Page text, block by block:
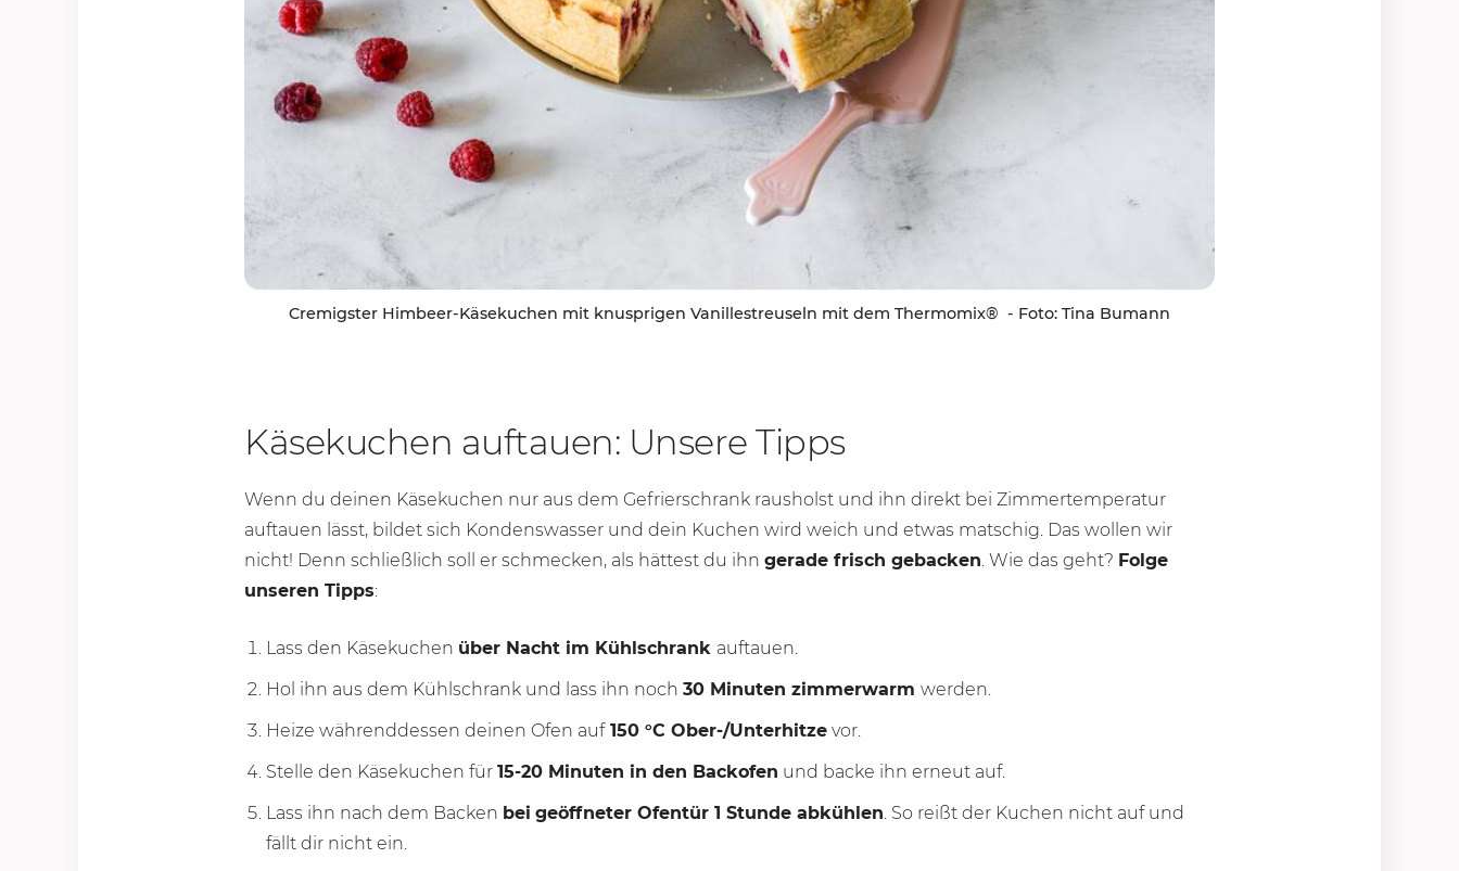
Cremigster Himbeer-Käsekuchen mit knusprigen Vanillestreuseln mit dem Thermomix® - Foto: Tina Bumann
Käsekuchen auftauen: Unsere Tipps
Wenn du deinen Käsekuchen nur aus dem Gefrierschrank rausholst und ihn direkt bei Zimmertemperatur
auftauen lässt, bildet sich Kondenswasser und dein Kuchen wird weich und etwas matschig. Das wollen wir
nicht! Denn schließlich soll er schmecken, als hättest du ihngerade frisch gebacken. Wie das geht? Folge
unseren Tipps:
Lass den Käsekuchen über Nacht im Kühlschrank auftauen.
Hol ihn aus dem Kühlschrank und lass ihn noch30 Minuten zimmerwarmwerden.
Heize währenddessen deinen Ofen auf 150 °C Ober-/Unterhitze vor.
Stelle den Käsekuchen für15-20 Minuten in den Backofen und backe ihn erneut auf.
Lass ihn nach dem Backen bei geöffneter Ofentür 1 Stunde abkühlen. So reißt der Kuchen nicht auf und
fällt dir nicht ein.